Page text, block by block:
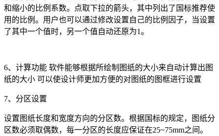
和缩小的比例系数。点取下拉的箭头，其中列出了国标推荐使
用的比例。用户也可以通过修改设置自己的比例因子，当设置
了其中一个值时，另一个值自动还原为1。
6、计算功能 软件能够根据所绘制图纸的大小来自动计算出图
纸的大小 可以使设计师更加方便的对图纸的图框进行设置
7、分区设置
设置图纸长度和宽度方向的分区数。根据国标的规定，图纸分
区数必须取偶数，每一分区的长度应保证在25~75mm之间。